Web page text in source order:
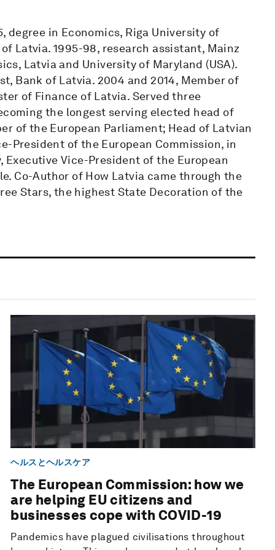
degree in Economics, Riga University of
Latvia. 1995-98, research assistant, Mainz
Latvia and University of Maryland (USA).
Bank of Latvia. 2004 and 2014, Member of
of Finance of Latvia. Served three
the longest serving elected head of
of the European Parliament; Head of Latvian
President of the European Commission, in
Executive Vice-President of the European
Co-Author of How Latvia came through the
Stars, the highest State Decoration of the
ヘルスとヘルスケア
The European Commission: how we
are helping EU citizens and
businesses cope with COVID-19
Pandemics have plagued civilisations throughout